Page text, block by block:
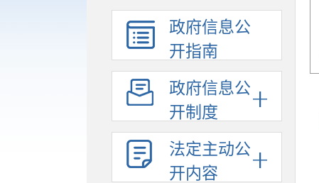
政府信息公
开指南
政府信息公
开制度
法定主动公
开内容